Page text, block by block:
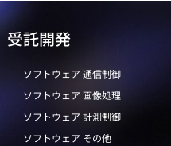
受託開発
ソフトウェア 通信制御
ソフトウェア 画像処理
ソフトウェア 計測制御
ソフトウェア その他